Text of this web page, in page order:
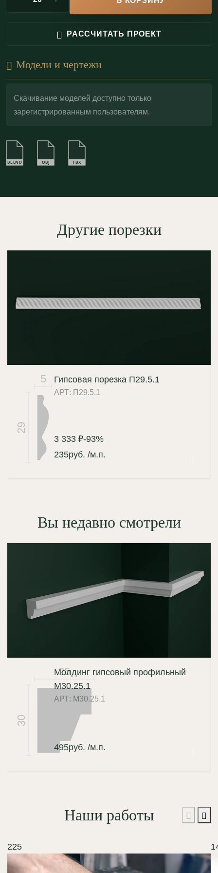
материал (КМ0). В отличие от полиуретана, он
не выделяет токсичных веществ при нагреве;
тонировки.
Порезка П8.10.1 — тот самый финальный штрих,
который связывает карниз, стены и проёмы в
масштаб, подчёркивает пропорции и придаёт
интерьеру завершённость, достойную классической
РАССЧИТАТЬ ПРОЕКТ
Модели и чертежи
Скачивание моделей доступно только
зарегистрированным пользователям.
BLEND OBJ FBX
Другие порезки
5
29
Гипсовая порезка П29.5.1
АРТ: П29.5.1
3 333 ₽-93%
235руб. /м.п.
Вы недавно смотрели
25
30
Молдинг гипсовый профильный
М30.25.1
АРТ: М30.25.1
495руб. /м.п.
Наши работы
225